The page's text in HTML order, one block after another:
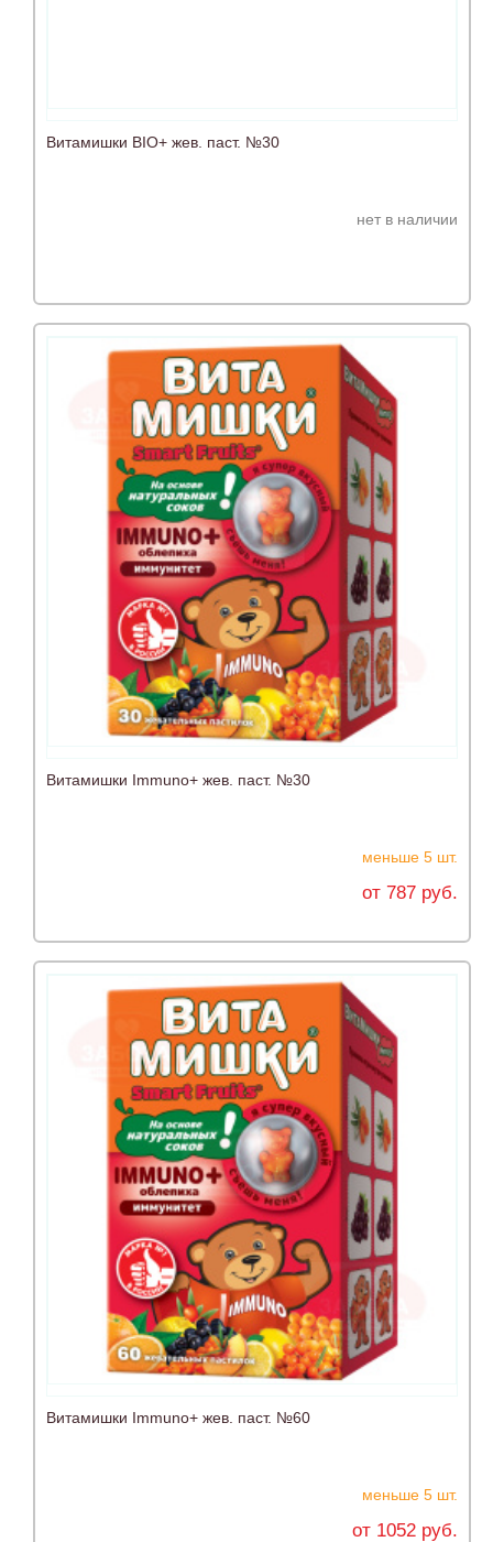
Витамишки BIO+ жев. паст. №30
нет в наличии
Витамишки Immuno+ жев. паст. №30
меньше 5 шт.
от 787 руб.
Витамишки Immuno+ жев. паст. №60
меньше 5 шт.
от 1052 руб.